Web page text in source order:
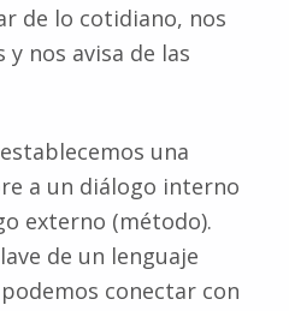
de lo cotidiano, nos
nos avisa de las
una
a un diálogo interno
externo (método).
de un lenguaje
conectar con